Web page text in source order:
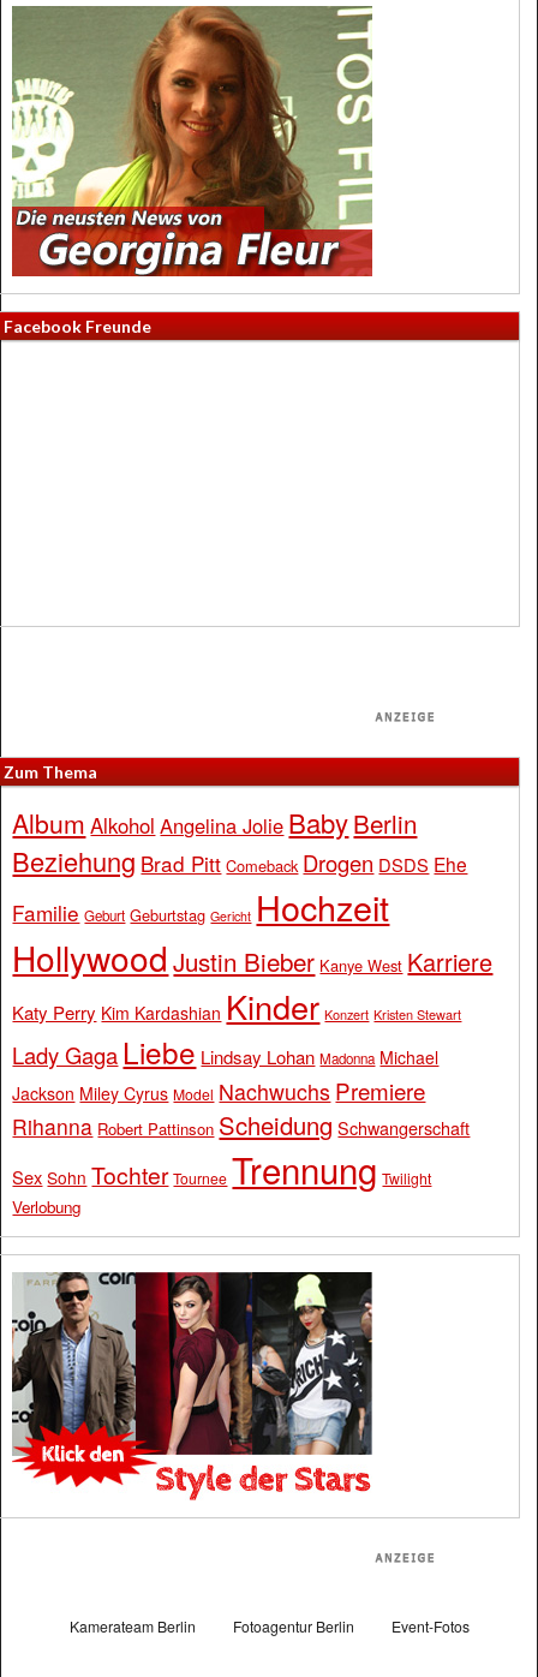
Facebook Freunde
Zum Thema
Album Alkohol Angelina Jolie BabyBerlin
Beziehung Brad Pitt Comeback Drogen DSDS Ehe
Familie Geburt Geburtstag Gericht Hochzeit
Hollywood Justin Bieber Kanye West Karriere
Katy Perry Kim Kardashian Kinder Konzert Kristen Stewart
Lady Gaga Liebe Lindsay Lohan Madonna Michael
Jackson Miley Cyrus Model Nachwuchs Premiere
Rihanna Robert Pattinson Scheidung Schwangerschaft
Sex Sohn Tochter Tournee Trennung Twilight
Verlobung
Kamerateam Berlin Fotoagentur Berlin Event-Fotos